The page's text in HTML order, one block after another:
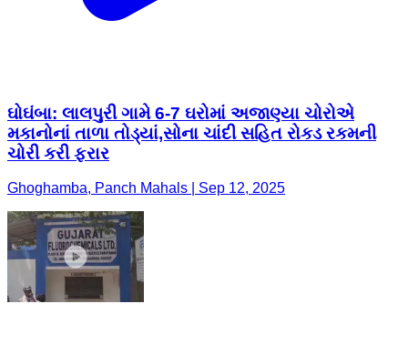
ઘોઘંબા: લાલપુરી ગામે 6-7 ઘરોમાં અજાણ્યા ચોરોએ
મકાનોનાં તાળા તોડ્યાં,સોના ચાંદી સહિત રોકડ રકમની
ચોરી કરી ફરાર
Ghoghamba, Panch Mahals | Sep 12, 2025